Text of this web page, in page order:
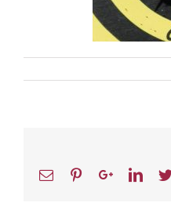
Twitter
Linkedin
Google+
Pinterest
Email